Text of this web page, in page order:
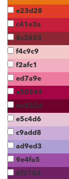
e23d28
c41e3a
8c2633
f4c9c9
f2afc1
ed7a9e
a50544
6e022d
e5c4d6
c9add8
ad9ed3
9e4fa5
6f2163